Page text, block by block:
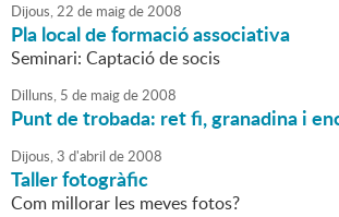
Dijous,22 de maigde2008
Pla local de formació associativa
Seminari: Captació de socis
Dilluns, 5 de maigde2008
Punt de trobada: ret fi, granadina i
Dijous,3 d'abril de2008
Taller fotogràfic
Com millorar les meves fotos?